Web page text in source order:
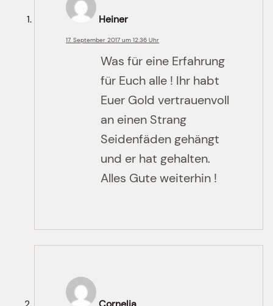
Heiner
17. September 2017 um 12:36 Uhr
Was für eine Erfahrung
für Euch alle ! Ihr habt
Euer Gold vertrauenvoll
an einen Strang
Seidenfäden gehängt
und er hat gehalten.
Alles Gute weiterhin !